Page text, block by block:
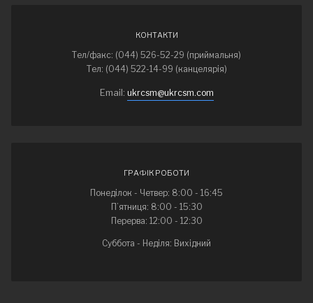
КОНТАКТИ
Тел/факс: (044) 526-52-29 (приймальня)
Тел: (044) 522-14-99 (канцелярія)
Email: ukrcsm@ukrcsm.com
ГРАФІК РОБОТИ
Понеділок - Четвер: 8:00 - 16:45
П’ятниця: 8:00 - 15:30
Перерва: 12:00 - 12:30
Суббота - Неділя: Вихідний